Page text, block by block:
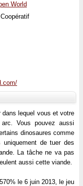
World
lequel vous et votre
Vous pouvez aussi
dinosaures comme
de tuer des
La tâche ne va pas
aussi cette viande.
le 6 juin 2013, le jeu